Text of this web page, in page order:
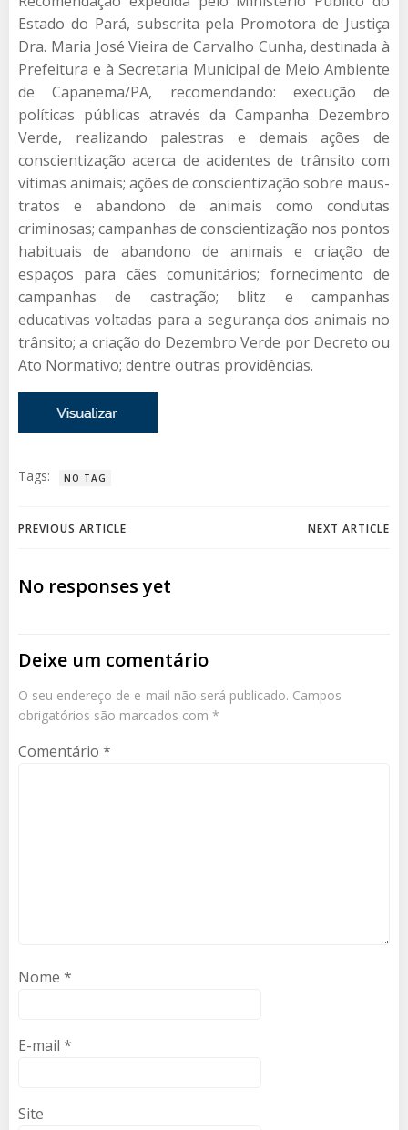
Estado do Pará, subscrita pela Promotora de Justiça
Dra. Maria José Vieira de Carvalho Cunha, destinada à
Prefeitura e à Secretaria Municipal de Meio Ambiente
de Capanema/PA, recomendando: execução de
políticas públicas através da Campanha Dezembro
Verde, realizando palestras e demais ações de
conscientização acerca de acidentes de trânsito com
vítimas animais; ações de conscientização sobre maus-
tratos e abandono de animais como condutas
criminosas; campanhas de conscientização nos pontos
habituais de abandono de animais e criação de
espaços para cães comunitários; fornecimento de
campanhas de castração; blitz e campanhas
educativas voltadas para a segurança dos animais no
trânsito; a criação do Dezembro Verde por Decreto ou
Ato Normativo; dentre outras providências.
Tags: NO TAG
Navegação
de
PREVIOUS ARTICLE
Navegação
NEXT ARTICLE
No responses yet
Deixe um comentário
O seu endereço de e-mail não será publicado. Campos
obrigatórios são marcados com *
Comentário *
Nome *
E-mail *
Site